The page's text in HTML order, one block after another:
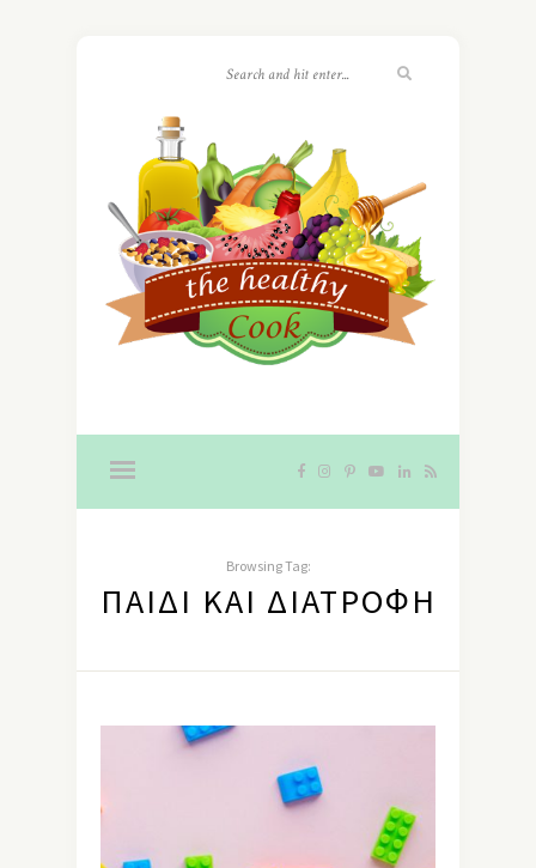
Browsing Tag:
ΠΑΙΔΊ ΚΑΙ ΔΙΑΤΡΟΦΉ